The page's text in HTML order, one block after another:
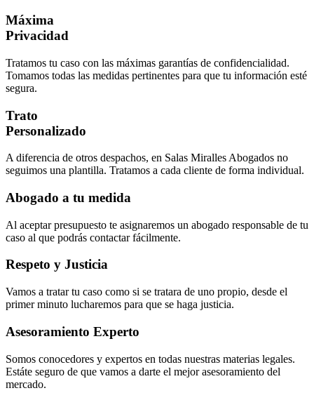
Máxima
Privacidad
Tratamos tu caso con las máximas garantías de confidencialidad.
Tomamos todas las medidas pertinentes para que tu información esté
segura.
Trato
Personalizado
A diferencia de otros despachos, en Salas Miralles Abogados no
seguimos una plantilla. Tratamos a cada cliente de forma individual.
Abogado a tu medida
Al aceptar presupuesto te asignaremos un abogado responsable de tu
caso al que podrás contactar fácilmente.
Respeto y Justicia
Vamos a tratar tu caso como si se tratara de uno propio, desde el
primer minuto lucharemos para que se haga justicia.
Asesoramiento Experto
Somos conocedores y expertos en todas nuestras materias legales.
Estáte seguro de que vamos a darte el mejor asesoramiento del
mercado.